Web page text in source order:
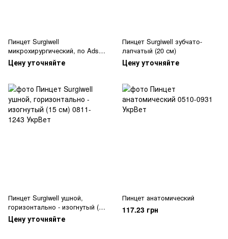
Пинцет Surgiwell
микрохирургический, по Adson
(12 см)
Цену уточняйте
Пинцет Surgiwell зубчато-
лапчатый (20 см)
Цену уточняйте
Пинцет Surgiwell ушной,
горизонтально - изогнутый (15
см)
Цену уточняйте
Пинцет анатомический
117.23 грн